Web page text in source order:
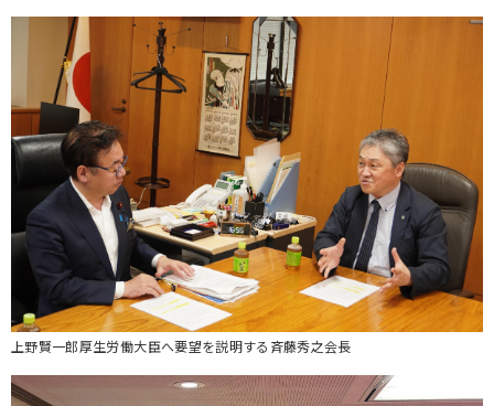
上野賢一郎厚生労働大臣へ要望を説明する斉藤秀之会長